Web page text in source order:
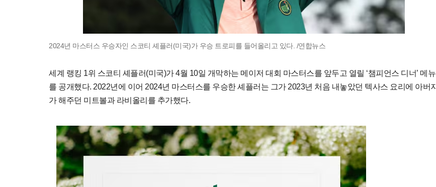
2024년 마스터스 우승자인 스코티 셰플러(미국)가 우승 트로피를 들어올리고 있다. /연합뉴스
세계 랭킹 1위 스코티 셰플러(미국)가 4월 10일 개막하는 메이저 대회 마스터스를 앞두고 열릴 ‘챔피언스 디너’ 메뉴
를 공개했다. 2022년에 이어 2024년 마스터스를 우승한 셰플러는 그가 2023년 처음 내놓았던 텍사스 요리에 아버지
가 해주던 미트볼과 라비올리를 추가했다.